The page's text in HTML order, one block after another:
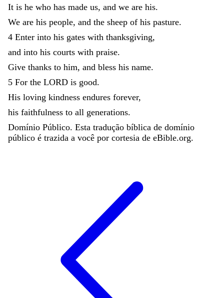
It is he who has made us, and we are his.
We are his people, and the sheep of his pasture.
4 Enter into his gates with thanksgiving,
and into his courts with praise.
Give thanks to him, and bless his name.
5 For the LORD is good.
His loving kindness endures forever,
his faithfulness to all generations.
Domínio Público. Esta tradução bíblica de domínio
público é trazida a você por cortesia de eBible.org.